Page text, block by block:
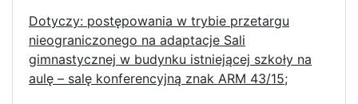
Dotyczy: postępowania w trybie przetargu
nieograniczonego na adaptacje Sali
gimnastycznej w budynku istniejącej szkoły na
aulę – salę konferencyjną znak ARM 43/15;